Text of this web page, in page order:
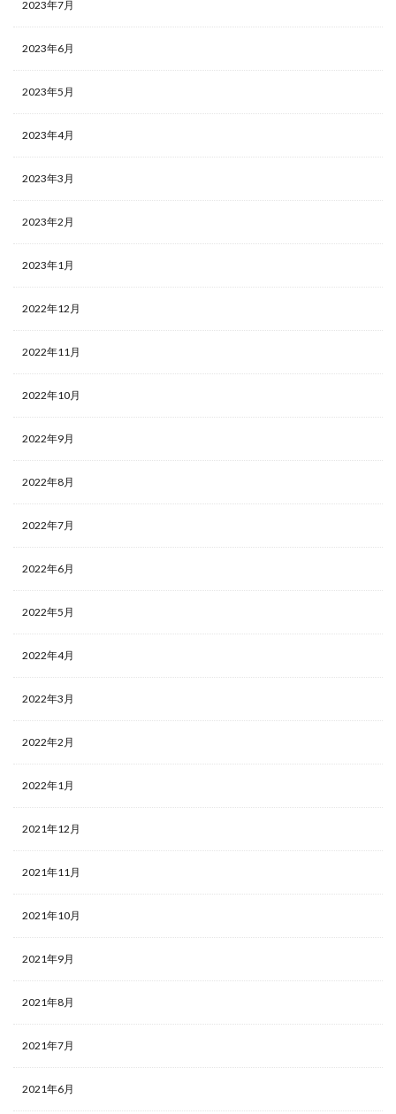
2023年7月
2023年6月
2023年5月
2023年4月
2023年3月
2023年2月
2023年1月
2022年12月
2022年11月
2022年10月
2022年9月
2022年8月
2022年7月
2022年6月
2022年5月
2022年4月
2022年3月
2022年2月
2022年1月
2021年12月
2021年11月
2021年10月
2021年9月
2021年8月
2021年7月
2021年6月